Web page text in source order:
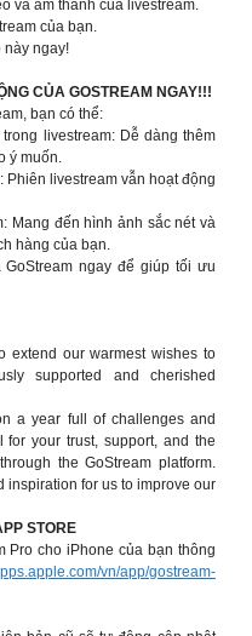
và âm thanh của livestream.
của bạn.
này ngay!
CỦA GOSTREAM NGAY!!!
bạn có thể:
livestream: Dễ dàng thêm
ý muốn.
livestream vẫn hoạt động
Mang đến hình ảnh sắc nét và
hàng của bạn.
ngay để giúp tối ưu
extend our warmest wishes to
supported and cherished
a year full of challenges and
for your trust, support, and the
the GoStream platform.
inspiration for us to improve our
STORE
Pro cho iPhone của bạn thông
vn/app/gostream-